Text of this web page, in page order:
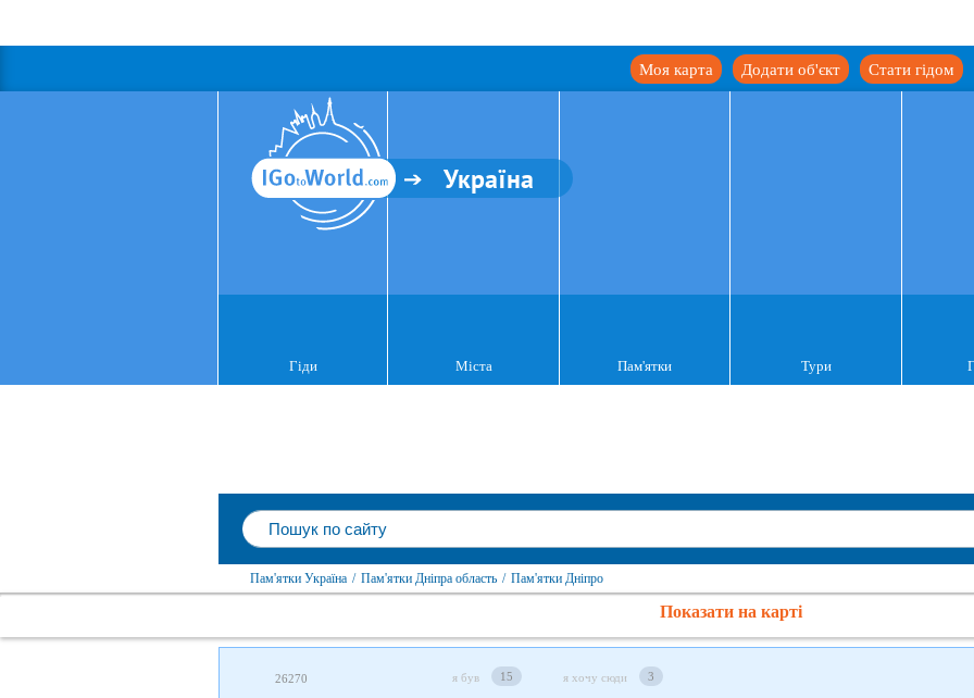
Стати гідом
Додати об'єкт
Моя карта
Україна
Гіди Міста Пам'ятки Тури
Пам'ятки Україна / Пам'ятки Дніпра область / Пам'ятки Дніпро
Показати на карті
26270 я був 15 я хочу сюди 3